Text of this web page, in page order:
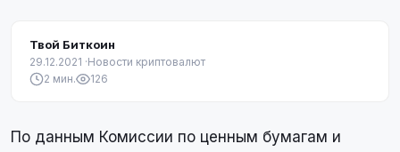
Твой Биткоин
29.12.2021 ·Новости криптовалют
2 мин.
126
По данным Комиссии по ценным бумагам и